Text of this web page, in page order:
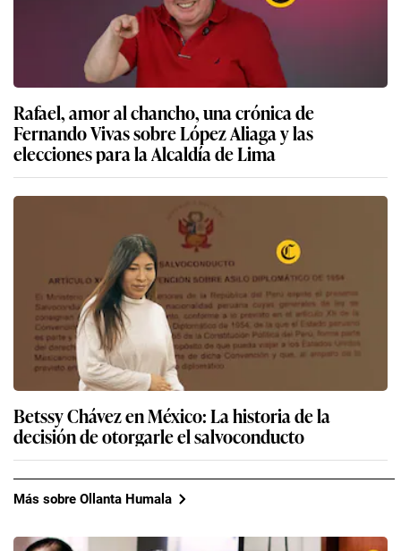
Rafael, amor al chancho, una crónica de
Fernando Vivas sobre López Aliaga y las
elecciones para la Alcaldía de Lima
Betssy Chávez en México: La historia de la
decisión de otorgarle el salvoconducto
Más sobre Ollanta Humala